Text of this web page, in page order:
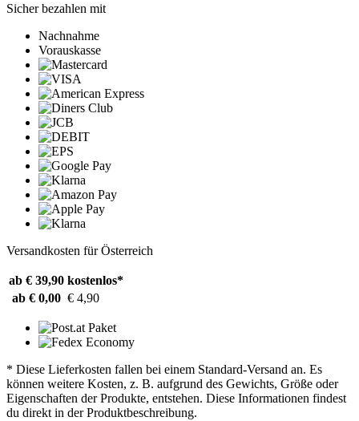
Sicher bezahlen mit
Nachnahme
Vorauskasse
Versandkosten für Österreich
ab € 39,90 kostenlos*
ab € 0,00 € 4,90
* Diese Lieferkosten fallen bei einem Standard-Versand an. Es
können weitere Kosten, z. B. aufgrund des Gewichts, Größe oder
Eigenschaften der Produkte, entstehen. Diese Informationen findest
du direkt in der Produktbeschreibung.